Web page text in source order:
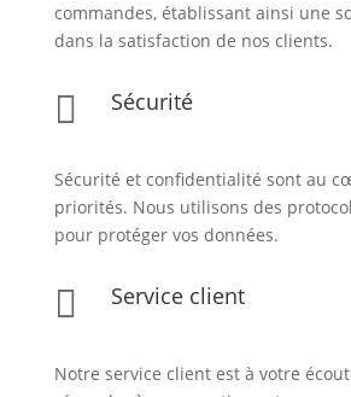
commandes, établissant ainsi une
dans la satisfaction de nos clients.
 Sécurité
Sécurité et confidentialité sont au
priorités. Nous utilisons des
pour protéger vos données.
 Service client
Notre service client est à votre